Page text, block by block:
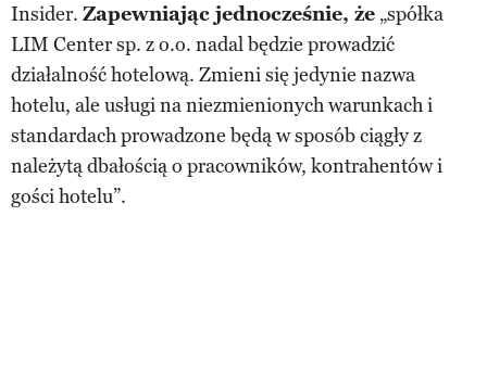
Insider. Zapewniając jednocześnie, że „spółka
LIM Center sp. z o.o. nadal będzie prowadzić
działalność hotelową. Zmieni się jedynie nazwa
hotelu, ale usługi na niezmienionych warunkach i
standardach prowadzone będą w sposób ciągły z
należytą dbałością o pracowników, kontrahentów i
gości hotelu”.